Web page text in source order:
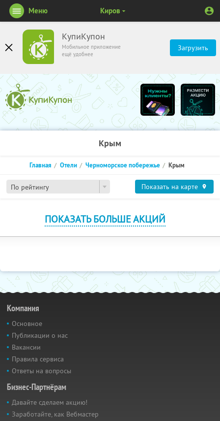
КупиКупон
Мобильное приложение
ещё удобнее
Загрузить
Меню Киров
Крым
По рейтингу
Главная Отели Черноморское побережье Крым
Показать на карте
ПОКАЗАТЬ БОЛЬШЕ АКЦИЙ
Компания
Основное
Публикации о нас
Вакансии
Правила сервиса
Ответы на вопросы
Бизнес-Партнёрам
Давайте сделаем акцию!
Заработайте, как Вебмастер